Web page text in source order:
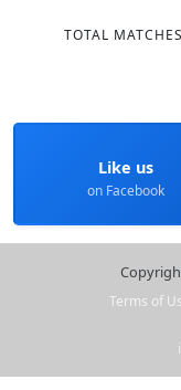
TOTAL MATCHES
Like us
on Facebook
Terms of